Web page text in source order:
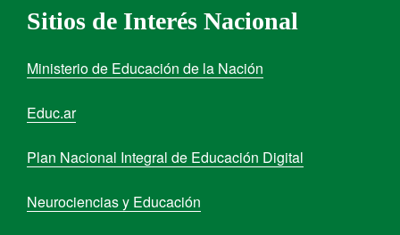
Sitios de Interés Nacional
Ministerio de Educación de la Nación
Educ.ar
Plan Nacional Integral de Educación Digital
Neurociencias y Educación